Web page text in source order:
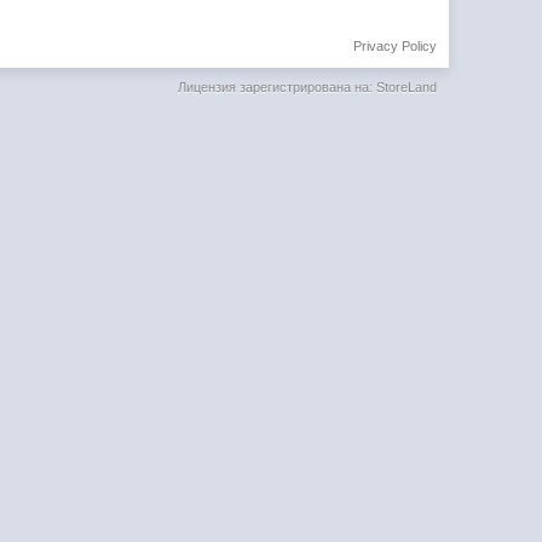
Privacy Policy
Лицензия зарегистрирована на: StoreLand